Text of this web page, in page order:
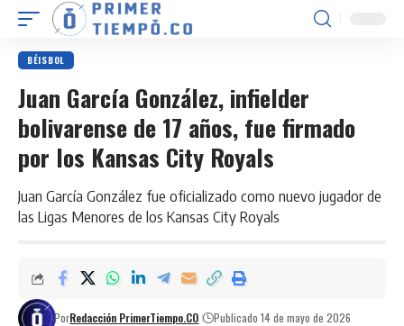
BÉISBOL
Juan García González, infielder
bolivarense de 17 años, fue firmado
por los Kansas City Royals
Juan García González fue oficializado como nuevo jugador de
las Ligas Menores de los Kansas City Royals
PorRedacción PrimerTiempo.CO Publicado 14 de mayo de 2026